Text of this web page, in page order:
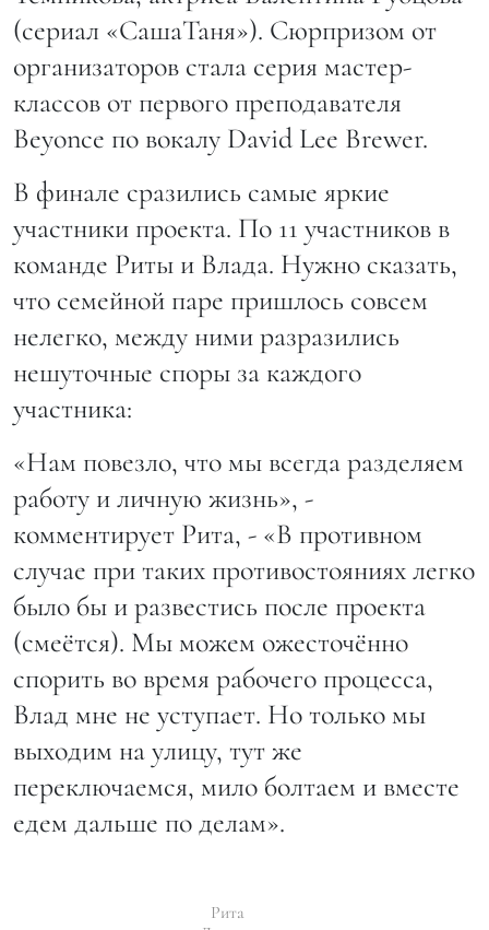
(сериал «СашаТаня»). Сюрпризом от
организаторов стала серия мастер-
классов от первого преподавателя
Beyonce по вокалу David Lee Brewer.
В финале сразились самые яркие
участники проекта. По 11 участников в
команде Риты и Влада. Нужно сказать,
что семейной паре пришлось совсем
нелегко, между ними разразились
нешуточные споры за каждого
участника:
«Нам повезло, что мы всегда разделяем
работу и личную жизнь», -
комментирует Рита, - «В противном
случае при таких противостояниях легко
было бы и развестись после проекта
(смеётся). Мы можем ожесточённо
спорить во время рабочего процесса,
Влад мне не уступает. Но только мы
выходим на улицу, тут же
переключаемся, мило болтаем и вместе
едем дальше по делам».
Рита